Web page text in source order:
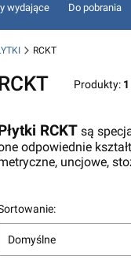
wydające Do pobrania
RCKT
Produkty: 1
RCKT są
odpowiednie
uncjowe,
produktów
Domyślne